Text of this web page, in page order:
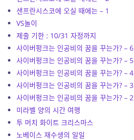
샌프란시스코에 오실 때에는 – 1
VS놀이
제출 기한 : 10/31 자정까지
사이버펑크는 인공비의 꿈을 꾸는가? – 6
사이버펑크는 인공비의 꿈을 꾸는가? – 5
사이버펑크는 인공비의 꿈을 꾸는가? – 4
사이버펑크는 인공비의 꿈을 꾸는가? – 3
사이버펑크는 인공비의 꿈을 꾸는가? – 2
미라벨 양의 시간 여행
투 머치 화이트 크리스마스
노베이스 재수생의 일일